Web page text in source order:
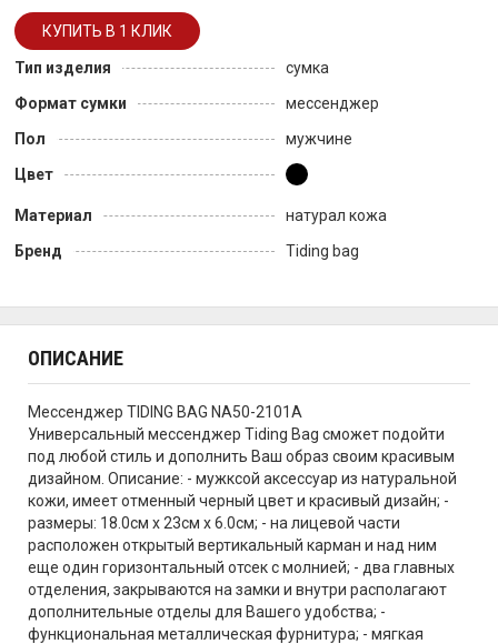
Тип изделия
сумка
Формат сумки
мессенджер
Пол
мужчине
Цвет
Материал
натурал кожа
Бренд
Tiding bag
ОПИСАНИЕ
Мессенджер TIDING BAG NA50-2101A
Универсальный мессенджер Tiding Bag сможет подойти
под любой стиль и дополнить Ваш образ своим красивым
дизайном. Описание: - мужксой аксессуар из натуральной
кожи, имеет отменный черный цвет и красивый дизайн; -
размеры: 18.0см х 23см х 6.0см; - на лицевой части
расположен открытый вертикальный карман и над ним
еще один горизонтальный отсек с молнией; - два главных
отделения, закрываются на замки и внутри располагают
дополнительные отделы для Вашего удобства; -
функциональная металлическая фурнитура; - мягкая